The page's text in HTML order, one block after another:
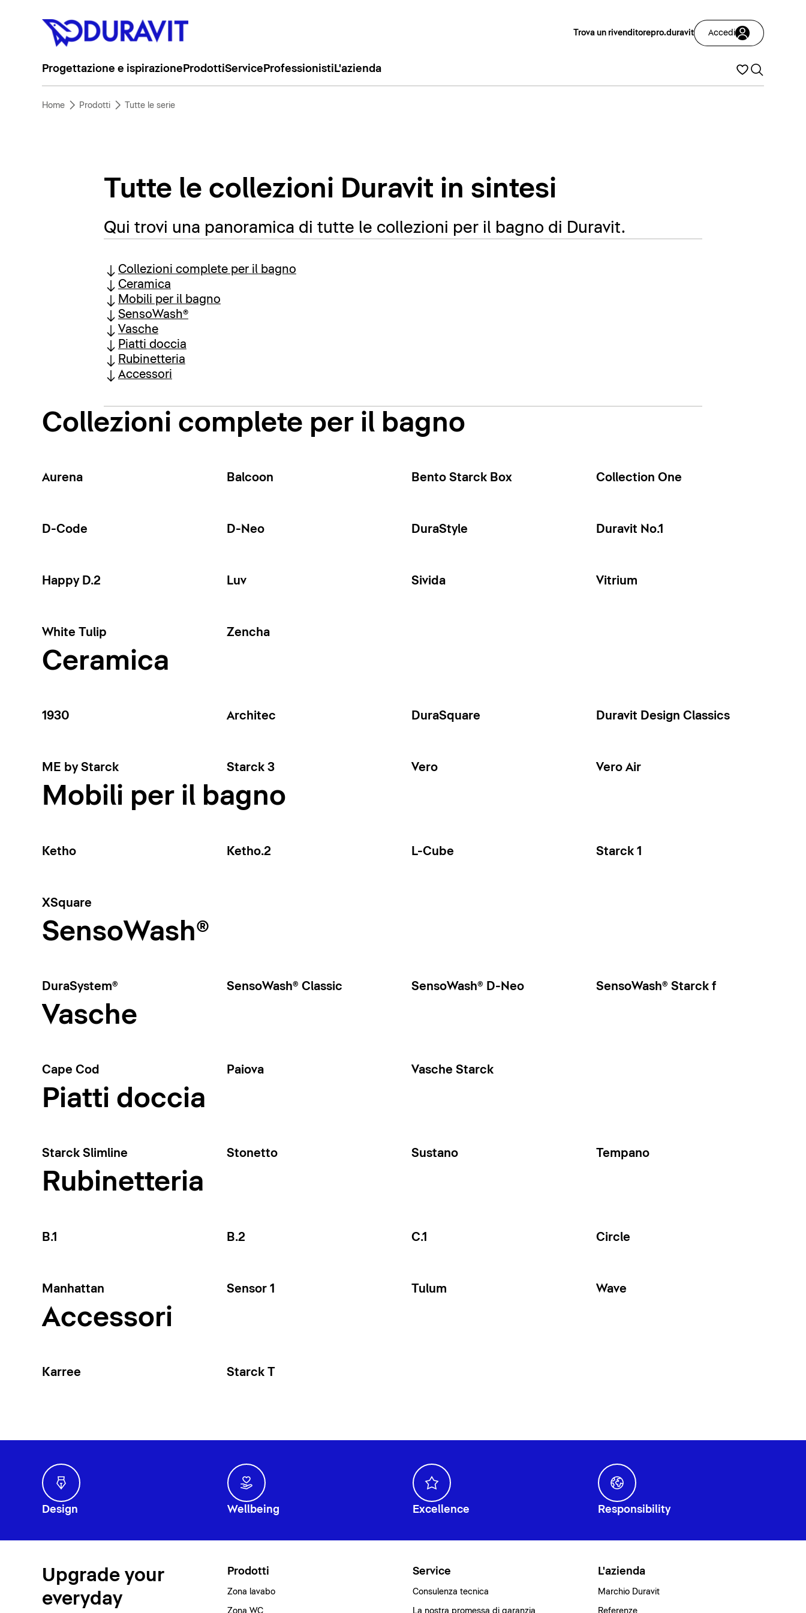
Trova un rivenditorepro.duravit Accedi
Progettazione e ispirazione ProdottiService Professionisti L'azienda
Home Prodotti Tutte le serie
Tutte le collezioni Duravit in sintesi
Qui trovi una panoramica di tutte le collezioni per il bagno di Duravit.
Collezioni complete per il bagno
Ceramica
Mobili per il bagno
SensoWash®
Vasche
Piatti doccia
Rubinetteria
Accessori
Collezioni complete per il bagno
Aurena Balcoon Bento Starck Box Collection One
D-Code D-Neo DuraStyle Duravit No.1
Happy D.2 Luv Sivida Vitrium
White Tulip Zencha
Ceramica
1930 Architec DuraSquare Duravit Design Classics
ME by Starck Starck 3 Vero Vero Air
Mobili per il bagno
Ketho Ketho.2 L-Cube Starck 1
XSquare
SensoWash®
DuraSystem® SensoWash® Classic SensoWash® D-Neo SensoWash® Starck f
Vasche
Cape Cod Paiova Vasche Starck
Piatti doccia
Starck Slimline Stonetto Sustano Tempano
Rubinetteria
B.1 B.2 C.1 Circle
Manhattan Sensor 1 Tulum Wave
Accessori
Karree Starck T
Design Wellbeing Excellence Responsibility
Upgrade your
everyday
Prodotti
Zona lavabo
Zona WC
Service
Consulenza tecnica
La nostra promessa di garanzia
L'azienda
Marchio Duravit
Referenze